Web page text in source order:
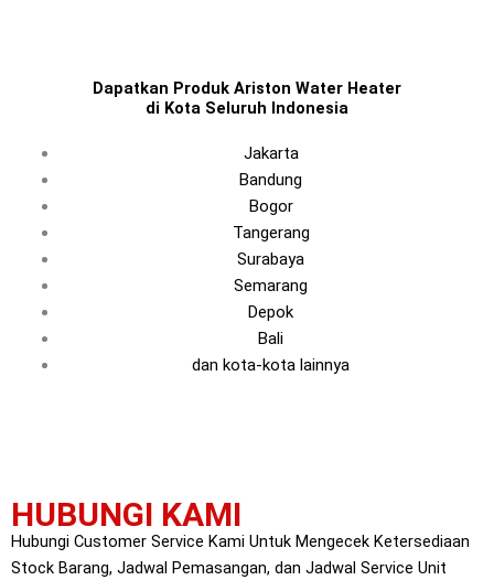
Dapatkan Produk Ariston Water Heater
di Kota Seluruh Indonesia
Jakarta
Bandung
Bogor
Tangerang
Surabaya
Semarang
Depok
Bali
dan kota-kota lainnya
HUBUNGI KAMI
Hubungi Customer Service Kami Untuk Mengecek Ketersediaan
Stock Barang, Jadwal Pemasangan, dan Jadwal Service Unit